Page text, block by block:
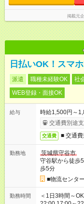
掲載元
日払いOK！スマ
派遣 職種未経験OK 社
WEB登録・面接OK
給与
時給1,500円～
交通費別途
交通費 ■ 交通
勤務地
茨城県守谷市
守谷駅から徒歩
歩5分
■物流センタ
勤務時間
＜1日3時間～OK！＞ ▼ 例えば… ▼ 15:00～